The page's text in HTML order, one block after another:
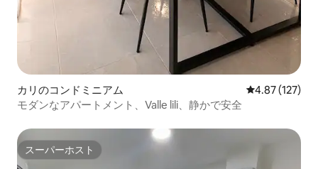
カリのコンドミニアム レビュー127
4.87 (127)
モダンなアパートメント、Valle lili、静かで安全
スーパーホスト
スーパーホスト